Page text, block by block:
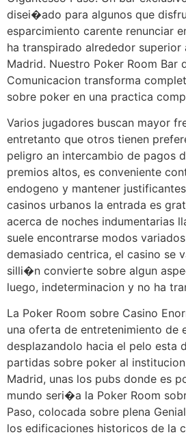
disei�ado para algunos que
esparcimiento carente renunciar
ha transpirado alrededor superior
Madrid. Nuestro Poker Room Bar
Comunicacion transforma
sobre poker en una practica
Varios jugadores buscan mayor
entretanto que otros tienen
peligro an intercambio de pagos
premios altos, es conveniente
endogeno y mantener
casinos urbanos la entrada es
acerca de noches indumentarias
suele encontrarse modos
demasiado centrica, el casino se
silli�n convierte sobre algun
luego, indeterminacion y no ha
La Poker Room sobre Casino
una oferta de entretenimiento de
desplazandolo hacia el pelo esta
partidas sobre poker al
Madrid, unas los pubs donde es
mundo seri�a la Poker Room
Paso, colocada sobre plena
los edificaciones historicos de la